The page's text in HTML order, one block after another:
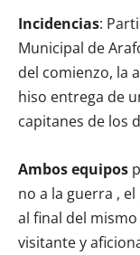
Incidencias:
Municipal de
del comienzo, la
hiso entrega de
capitanes de los
Ambos equipos
no a la guerra ,
al final del
visitante y